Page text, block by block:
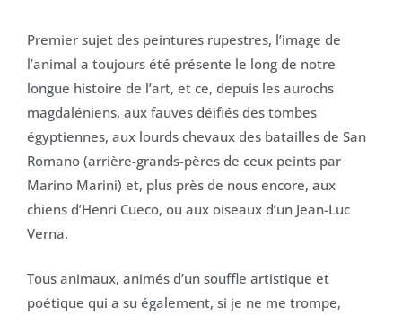
Premier sujet des peintures rupestres, l’image de
l’animal a toujours été présente le long de notre
longue histoire de l’art, et ce, depuis les aurochs
magdaléniens, aux fauves déifiés des tombes
égyptiennes, aux lourds chevaux des batailles de San
Romano (arrière-grands-pères de ceux peints par
Marino Marini) et, plus près de nous encore, aux
chiens d’Henri Cueco, ou aux oiseaux d’un Jean-Luc
Verna.
Tous animaux, animés d’un souffle artistique et
poétique qui a su également, si je ne me trompe,